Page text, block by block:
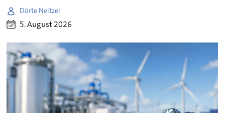
Dörte Neitzel
5. August 2026